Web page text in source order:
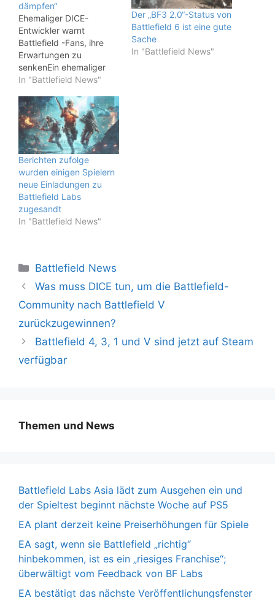
dämpfen“
Ehemaliger DICE-
Entwickler warnt
Battlefield -Fans, ihre
Erwartungen zu
senkenEin ehemaliger
Entwickler von DICE hat
Battlefield Franchise
aufgerufen, ihre
Erwartungen für den
kommenden Teil der
Serie zu senken. Rizible,
der behauptet, ein
ehemaliger DICE-
Mitarbeiter zu sein, hat
in den sozialen Medien
erklärt, dass das Spiel in
eine neue…
In "Battlefield News"
Der „BF3 2.0“-Status von
Battlefield 6 ist eine gute
Sache
In "Battlefield News"
Berichten zufolge
wurden einigen Spielern
neue Einladungen zu
Battlefield Labs
zugesandt
In "Battlefield News"
Kategorien
Battlefield News
Was muss DICE tun, um die Battlefield-
Community nach Battlefield V
zurückzugewinnen?
Battlefield 4, 3, 1 und V sind jetzt auf Steam
verfügbar
Themen und News
Battlefield Labs Asia lädt zum Ausgehen ein und
der Spieltest beginnt nächste Woche auf PS5
EA plant derzeit keine Preiserhöhungen für Spiele
EA sagt, wenn sie Battlefield „richtig“
hinbekommen, ist es ein „riesiges Franchise“;
überwältigt vom Feedback von BF Labs
EA bestätigt das nächste Veröffentlichungsfenster